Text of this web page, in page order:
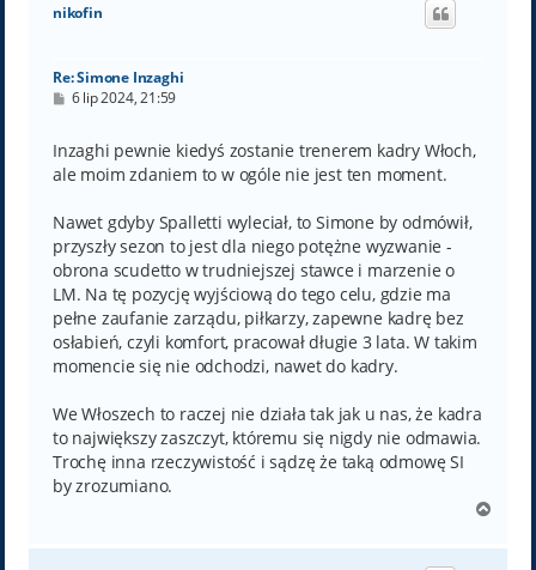
nikofin
Re: Simone Inzaghi
P
t
6 lip 2024, 21:59
Inzaghi pewnie kiedyś zostanie trenerem kadry Włoch,
ale moim zdaniem to w ogóle nie jest ten moment.
Nawet gdyby Spalletti wyleciał, to Simone by odmówił,
przyszły sezon to jest dla niego potężne wyzwanie -
obrona scudetto w trudniejszej stawce i marzenie o
LM. Na tę pozycję wyjściową do tego celu, gdzie ma
pełne zaufanie zarządu, piłkarzy, zapewne kadrę bez
osłabień, czyli komfort, pracował długie 3 lata. W takim
momencie się nie odchodzi, nawet do kadry.
We Włoszech to raczej nie działa tak jak u nas, że kadra
to największy zaszczyt, któremu się nigdy nie odmawia.
Trochę inna rzeczywistość i sądzę że taką odmowę SI
by zrozumiano.
g